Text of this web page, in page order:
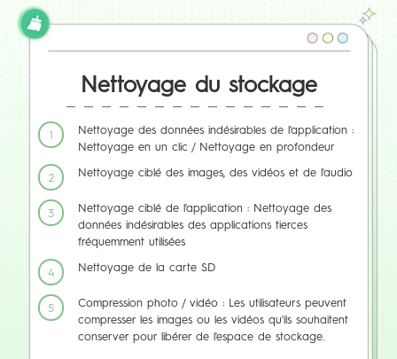
Nettoyage du stockage
1
Nettoyage des données indésirables de l'application :
Nettoyage en un clic / Nettoyage en profondeur
2 Nettoyage ciblé des images, des vidéos et de l'audio
3
Nettoyage ciblé de l'application : Nettoyage des
données indésirables des applications tierces
fréquemment utilisées
4 Nettoyage de la carte SD
5
Compression photo / vidéo : Les utilisateurs peuvent
compresser les images ou les vidéos qu'ils souhaitent
conserver pour libérer de l'espace de stockage.